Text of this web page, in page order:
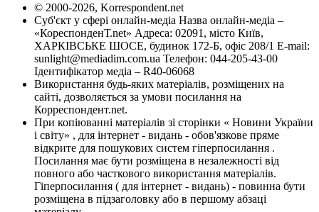
© 2000-2026, Korrespondent.net
Суб'єкт у сфері онлайн-медіа Назва онлайн-медіа –
«КореспонденТ.net» Адреса: 02091, місто Київ,
ХАРКІВСЬКЕ ШОСЕ, будинок 172-Б, офіс 208/1 E-mail:
sunlight@mediadim.com.ua Телефон: 044-205-43-00
Ідентифікатор медіа – R40-06068
Використання будь-яких матеріалів, розміщених на
сайті, дозволяється за умови посилання на
Корреспондент.net.
При копіюванні матеріалів зі сторінки « Новини України
і світу» , для інтернет - видань - обов'язкове пряме
відкрите для пошукових систем гіперпосилання .
Посилання має бути розміщена в незалежності від
повного або часткового використання матеріалів.
Гіперпосилання ( для інтернет - видань) - повинна бути
розміщена в підзаголовку або в першому абзаці